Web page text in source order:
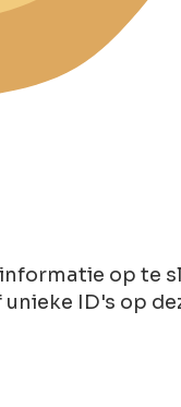
op te
ID's op